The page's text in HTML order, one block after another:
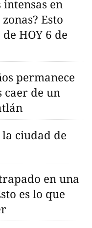
intensas en
Esto
HOY 6 de
permanece
de un
ciudad de
en una
es lo que